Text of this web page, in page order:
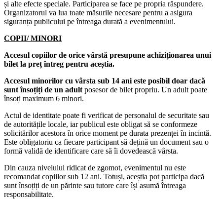
și alte efecte speciale. Participarea se face pe propria răspundere.
Organizatorul va lua toate măsurile necesare pentru a asigura
siguranța publicului pe întreaga durată a evenimentului.
COPII/ MINORI
Accesul copiilor de orice vârstă presupune achiziționarea unui
bilet la preț întreg pentru aceștia.
Accesul minorilor cu vârsta sub 14 ani este posibil doar dacă
sunt însoțiți de un adult posesor de bilet propriu. Un adult poate
însoți maximum 6 minori.
Actul de identitate poate fi verificat de personalul de securitate sau
de autoritățile locale, iar publicul este obligat să se conformeze
solicitărilor acestora în orice moment pe durata prezenței în incintă.
Este obligatoriu ca fiecare participant să dețină un document sau o
formă validă de identificare care să îi dovedească vârsta.
Din cauza nivelului ridicat de zgomot, evenimentul nu este
recomandat copiilor sub 12 ani. Totuși, aceștia pot participa dacă
sunt însoțiți de un părinte sau tutore care își asumă întreaga
responsabilitate.